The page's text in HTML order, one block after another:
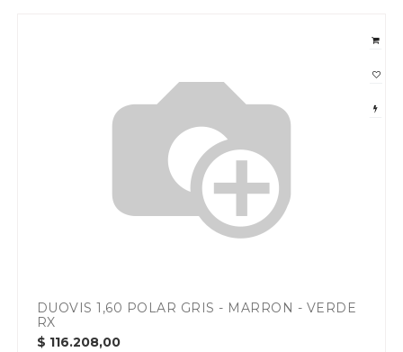
DUOVIS 1,60 POLAR GRIS - MARRON - VERDE
RX
$ 116.208,00